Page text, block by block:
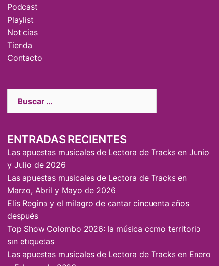
Podcast
Playlist
Noticias
Tienda
Contacto
ENTRADAS RECIENTES
Las apuestas musicales de Lectora de Tracks en Junio
y Julio de 2026
Las apuestas musicales de Lectora de Tracks en
Marzo, Abril y Mayo de 2026
Elis Regina y el milagro de cantar cincuenta años
después
Top Show Colombo 2026: la música como territorio
sin etiquetas
Las apuestas musicales de Lectora de Tracks en Enero